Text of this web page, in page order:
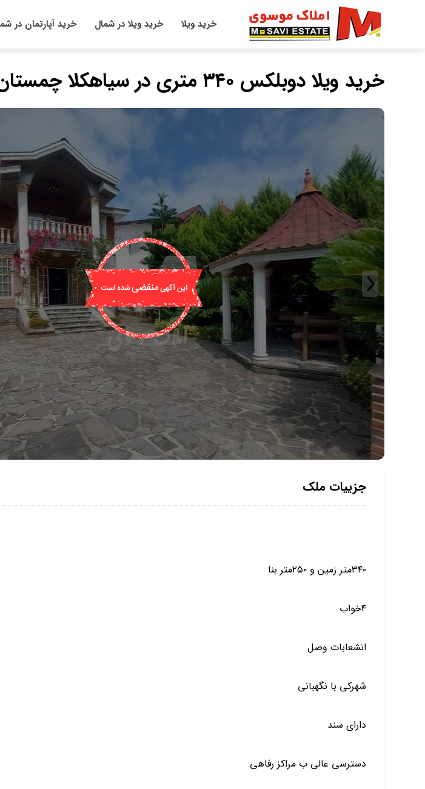
خرید ویلا خرید ویلا در شمال خرید آپارتمان در
خرید ویلا دوبلکس ۳۴۰ متری در سیاهکلا چمستان
جزییات ملک
۳۴۰متر زمین و ۲۵۰متر بنا
۴خواب
انشعابات وصل
شهرکی با نگهبانی
دارای سند
دسترسی عالی ب مراکز رفاهی